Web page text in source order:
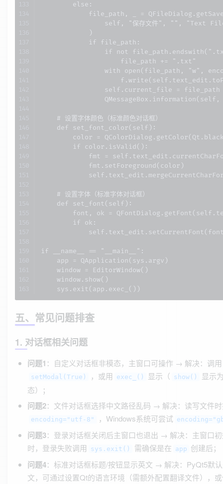
        else:
file_path, _ =
self, "保存文件", "", "Text
            )
            if file_path:
if not
                    file_path += ".txt"
with open(file_path, "w",
                self.current_file = file_path
QMessageBox.information(self,
    # 设置字体颜色（标准颜色对话框）
    def set_font_color(self):
color =
        if color.isValid():
fmt =
            fmt.setForeground(color)
    # 设置字体（标准字体对话框）
    def set_font(self):
font, ok =
        if ok:
if __name__ == "__main__":
    app = QApplication(sys.argv)
    window = EditorWindow()
    window.show()
    sys.exit(app.exec_())
五、常见问题排查
1. 对话框相关问题
问题1 ：自定义对话框非模态，主窗口可操作 → 解决：调用
setModal(True) ，或用 exec_() 显示（ show()
显示
态）；
问题2：文件对话框选择中文路径乱码 → 解决：读写文件
encoding="utf-8" ，Windows系统可尝试
问题3：登录对话框关闭后主窗口也退出 → 解决：主窗口
时，登录失败调用
sys.exit() 需确保是在 app 创建后；
问题4：标准对话框标题/按钮显示英文 → 解决：PyQt5默
文，可通过设置Qt的语言环境（需额外配置翻译文件），